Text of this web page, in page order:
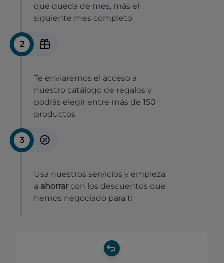
que queda de mes, más el
siguiente mes completo
2
Te enviaremos el acceso a
nuestro catálogo de regalos y
podrás elegir entre más de 150
productos
3
Usa nuestros servicios y empieza
a ahorrar con los descuentos que
hemos negociado para ti